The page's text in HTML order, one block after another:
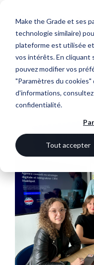
Make the Grade et ses
technologie similaire)
plateforme est utilisée
vos intérêts. En cliquant
pouvez modifier vos
"Paramètres du cookies"
d'informations,
confidentialité.
Tout accepter
Backstages
Tous People